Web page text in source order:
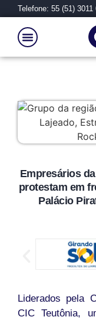
Telefone: 55 (51) 3011
Empresários
protestam em
Palácio
Liderados pela
CIC Teutônia,